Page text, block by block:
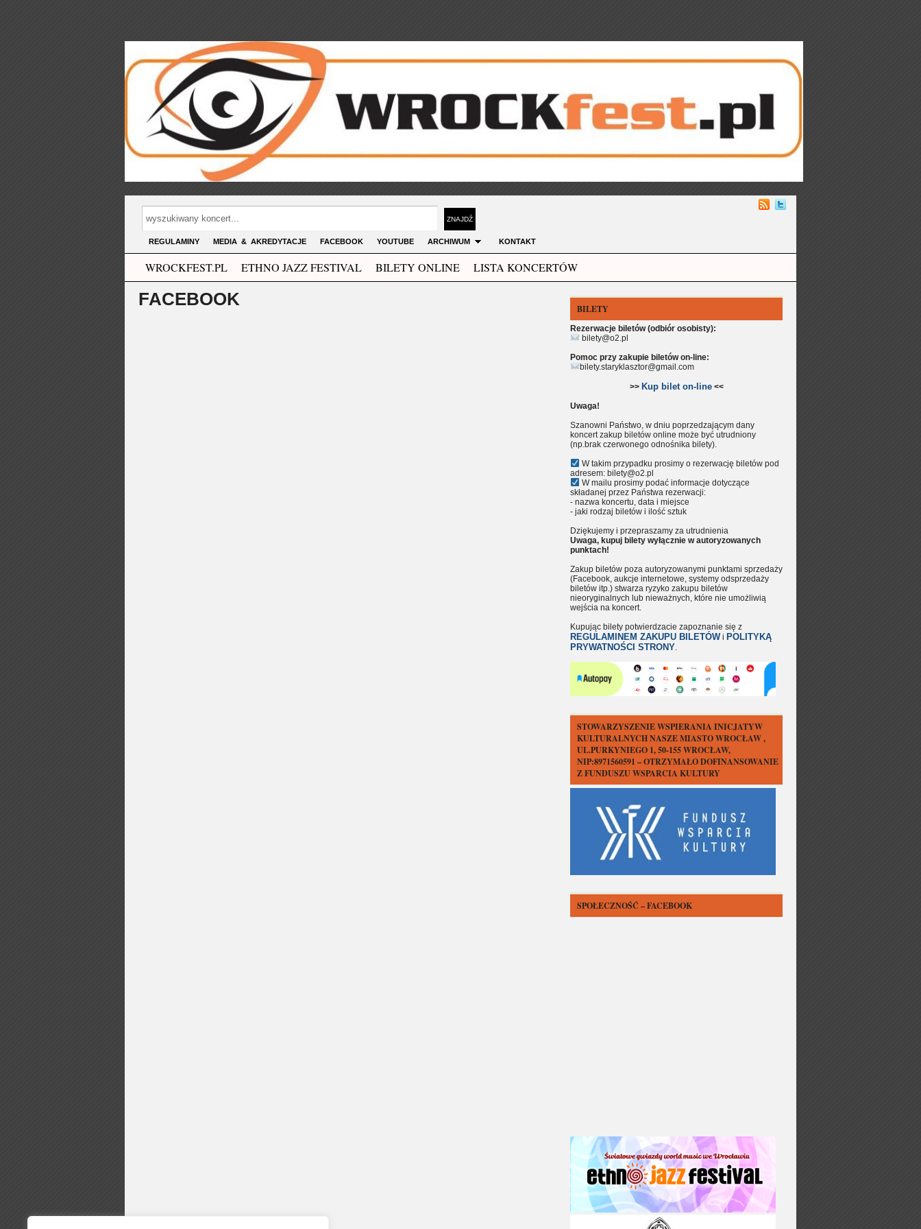
REGULAMINY MEDIA & AKREDYTACJE FACEBOOK YOUTUBE ARCHIWUM KONTAKT
WROCKFEST.PL ETHNO JAZZ FESTIVAL BILETY ONLINE LISTA KONCERTÓW
BILETY
Rezerwacje biletów (odbiór osobisty):
bilety@o2.pl
Pomoc przy zakupie biletów on-line:
bilety.staryklasztor@gmail.com
>> Kup bilet on-line<<
Uwaga!
Szanowni Państwo, w dniu poprzedzającym dany
koncert zakup biletów online może być utrudniony
(np.brak czerwonego odnośnika bilety).
W takim przypadku prosimy o rezerwację biletów pod
adresem: bilety@o2.pl
W mailu prosimy podać informacje dotyczące
składanej przez Państwa rezerwacji:
- nazwa koncertu, data i miejsce
- jaki rodzaj biletów i ilość sztuk
Dziękujemy i przepraszamy za utrudnienia
Uwaga, kupuj bilety wyłącznie w autoryzowanych
punktach!
Zakup biletów poza autoryzowanymi punktami sprzedaży
(Facebook, aukcje internetowe, systemy odsprzedaży
biletów itp.) stwarza ryzyko zakupu biletów
nieoryginalnych lub nieważnych, które nie umożliwią
wejścia na koncert.
Kupując bilety potwierdzacie zapoznanie się z
REGULAMINEM ZAKUPU BILETÓW i POLITYKĄ
PRYWATNOŚCI STRONY.
STOWARZYSZENIE WSPIERANIA INICJATYW
KULTURALNYCH NASZE MIASTO WROCŁAW ,
UL.PURKYNIEGO 1, 50-155 WROCŁAW,
NIP:8971560591 – OTRZYMAŁO DOFINANSOWANIE
Z FUNDUSZU WSPARCIA KULTURY
SPOŁECZNOŚĆ – FACEBOOK
FACEBOOK